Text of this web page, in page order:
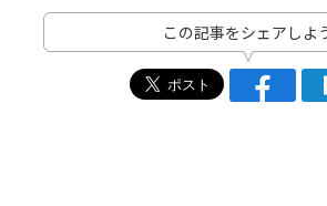
この記事をシェアしよ